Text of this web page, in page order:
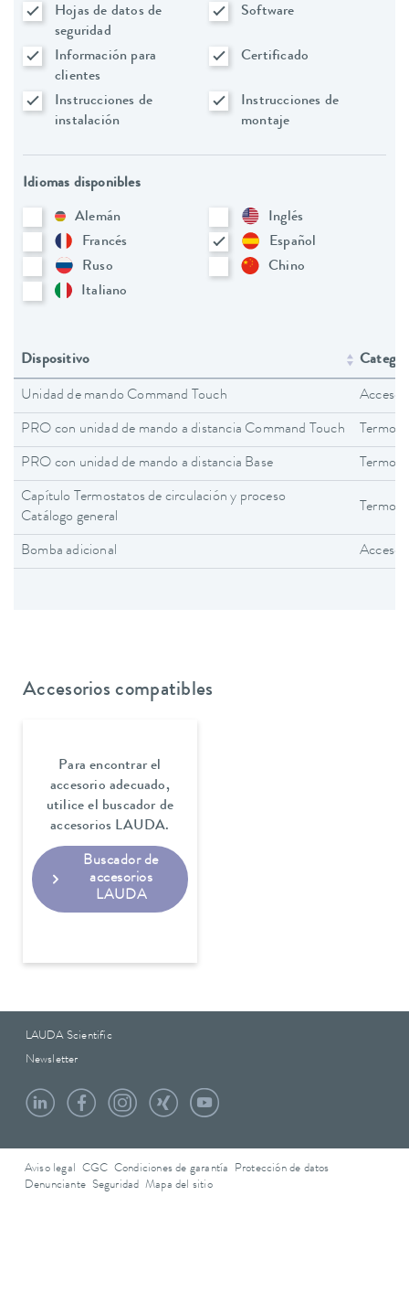
Hojas de datos de
seguridad
Software
Información para
clientes
Certificado
Instrucciones de
instalación
Instrucciones de
montaje
Idiomas disponibles
Alemán
Inglés
Francés
Español
Ruso
Chino
Italiano
Dispositivo
Unidad de mando Command Touch
PRO con unidad de mando a distancia Command Touch
PRO con unidad de mando a distancia Base
Capítulo Termostatos de circulación y proceso
Catálogo general
Bomba adicional
Accesorios compatibles
Para encontrar el
accesorio adecuado,
utilice el buscador de
accesorios LAUDA.
Buscador de
accesorios
LAUDA
LAUDA Scientific
Newsletter
Aviso legal CGC Condiciones de garantía
Protección de datos
Denunciante Seguridad Mapa del sitio